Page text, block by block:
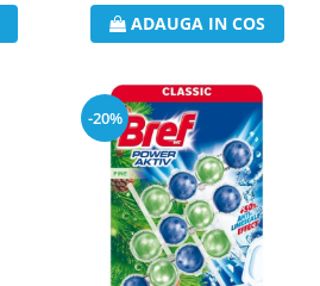
ADAUGA IN COS
-20%